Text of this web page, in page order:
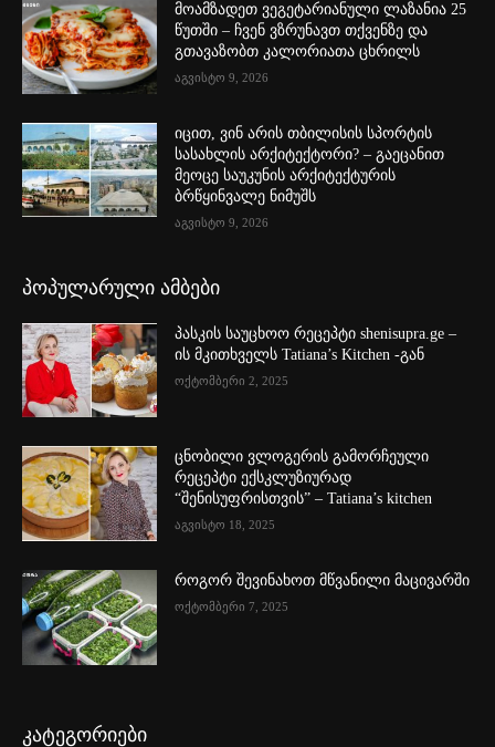
მოამზადეთ ვეგეტარიანული ლაზანია 25
წუთში – ჩვენ ვზრუნავთ თქვენზე და
გთავაზობთ კალორიათა ცხრილს
აგვისტო 9, 2026
იცით, ვინ არის თბილისის სპორტის
სასახლის არქიტექტორი? – გაეცანით
მეოცე საუკუნის არქიტექტურის
ბრწყინვალე ნიმუშს
აგვისტო 9, 2026
პოპულარული ამბები
პასკის საუცხოო რეცეპტი shenisupra.ge –
ის მკითხველს Tatiana’s Kitchen -გან
ოქტომბერი 2, 2025
ცნობილი ვლოგერის გამორჩეული
რეცეპტი ექსკლუზიურად
“შენისუფრისთვის” – Tatiana’s kitchen
აგვისტო 18, 2025
როგორ შევინახოთ მწვანილი მაცივარში
ოქტომბერი 7, 2025
კატეგორიები